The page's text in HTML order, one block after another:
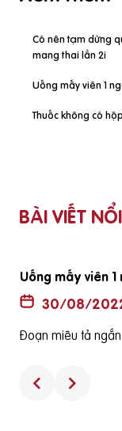
Có nên tạm dừng
mang thai lần 2i
Uống mấy viên 1
Thuốc không có
BÀI VIẾT
Uống mấy viên 1
30/08/
Đoạn miêu tả ngắn